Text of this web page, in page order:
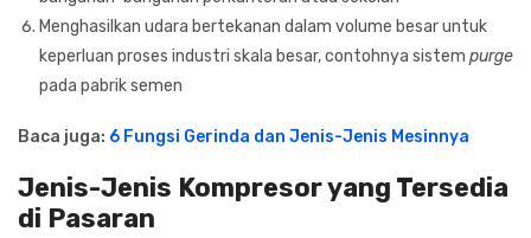
Menghasilkan udara bertekanan dalam volume besar untuk
keperluan proses industri skala besar, contohnya sistem purge
pada pabrik semen
Baca juga: 6 Fungsi Gerinda dan Jenis-Jenis Mesinnya
Jenis-Jenis Kompresor yang Tersedia
di Pasaran